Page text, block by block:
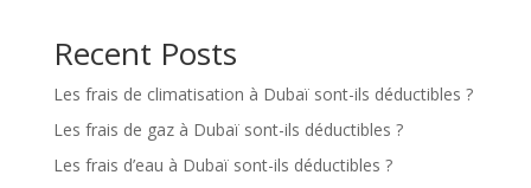
Recent Posts
Les frais de climatisation à Dubaï sont-ils déductibles ?
Les frais de gaz à Dubaï sont-ils déductibles ?
Les frais d’eau à Dubaï sont-ils déductibles ?